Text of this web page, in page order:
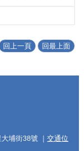
回上一頁 回最上面
埔街38號 ｜ 交通位